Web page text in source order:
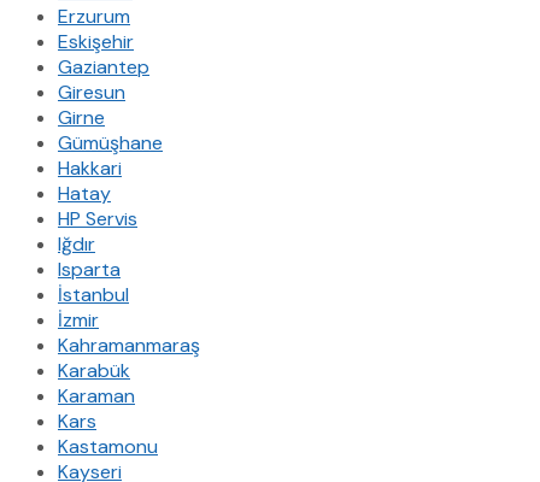
Erzurum
Eskişehir
Gaziantep
Giresun
Girne
Gümüşhane
Hakkari
Hatay
HP Servis
Iğdır
Isparta
İstanbul
İzmir
Kahramanmaraş
Karabük
Karaman
Kars
Kastamonu
Kayseri